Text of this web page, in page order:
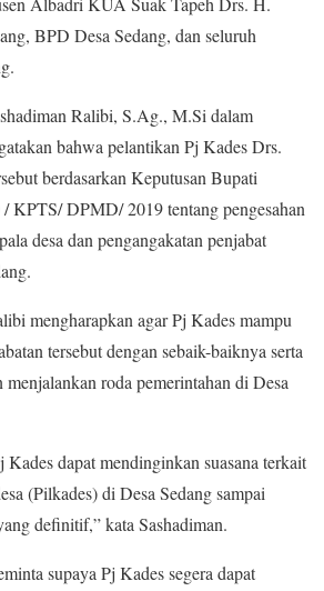
BPD Desa Sedang, dan seluruh
Ralibi, S.Ag., M.Si dalam
bahwa pelantikan Pj Kades Drs.
berdasarkan Keputusan Bupati
KPTS/ DPMD/ 2019 tentang pengesahan
desa dan pengangakatan penjabat
mengharapkan agar Pj Kades mampu
tersebut dengan sebaik-baiknya serta
roda pemerintahan di Desa
Kades dapat mendinginkan suasana terkait
(Pilkades) di Desa Sedang sampai
definitif,” kata Sashadiman.
supaya Pj Kades segera dapat